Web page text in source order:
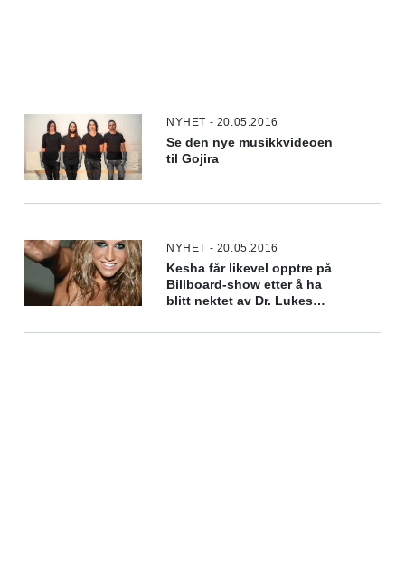
NYHET - 20.05.2016
Se den nye musikkvideoen
til Gojira
NYHET - 20.05.2016
Kesha får likevel opptre på
Billboard-show etter å ha
blitt nektet av Dr. Lukes